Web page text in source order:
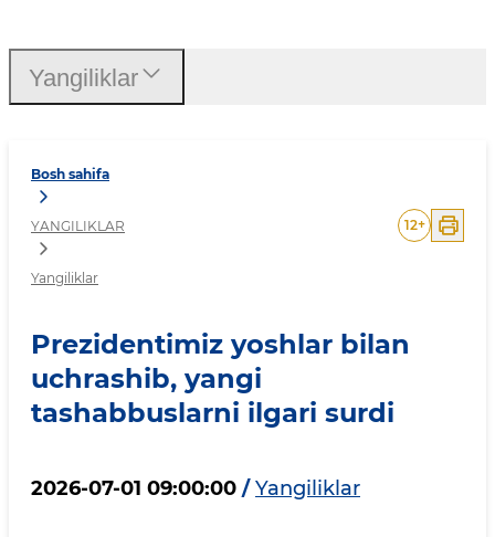
Bosh sahifa
YANGILIKLAR
Yangiliklar
12+
Prezidentimiz yoshlar bilan
uchrashib, yangi
tashabbuslarni ilgari surdi
2026-07-01 09:00:00 / Yangiliklar
Yangiliklar